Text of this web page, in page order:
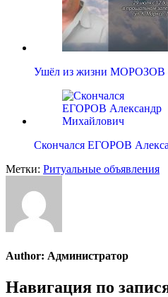
Ушёл из жизни МОРОЗОВ
Скончался ЕГОРОВ
Метки: Ритуальные объявления
Author: Администратор
Навигация по